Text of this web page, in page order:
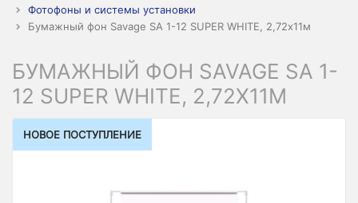
Фотофоны и системы установки
Бумажный фон Savage SA 1-12 SUPER WHITE, 2,72х11м
БУМАЖНЫЙ ФОН SAVAGE SA 1-
12 SUPER WHITE, 2,72Х11М
НОВОЕ ПОСТУПЛЕНИЕ